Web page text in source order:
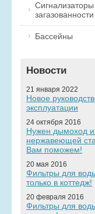
Сигнализаторы
загазованности
Бассейны
Новости
21 января 2022
Новое
эксплуатации
24 октября 2016
Нужен дымоход
нержавеющей
Вам поможем!
20 мая 2016
Фильтры для
только в коттедж!
20 февраля 2016
Фильтры для